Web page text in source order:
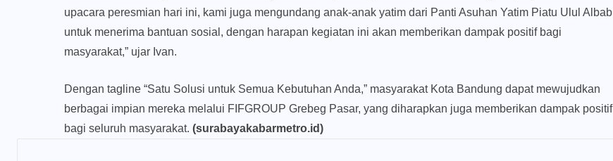
upacara peresmian hari ini, kami juga mengundang anak-anak yatim dari Panti Asuhan Yatim Piatu Ulul Albab
untuk menerima bantuan sosial, dengan harapan kegiatan ini akan memberikan dampak positif bagi
masyarakat,” ujar Ivan.
Dengan tagline “Satu Solusi untuk Semua Kebutuhan Anda,” masyarakat Kota Bandung dapat mewujudkan
berbagai impian mereka melalui FIFGROUP Grebeg Pasar, yang diharapkan juga memberikan dampak positif
bagi seluruh masyarakat. (surabayakabarmetro.id)